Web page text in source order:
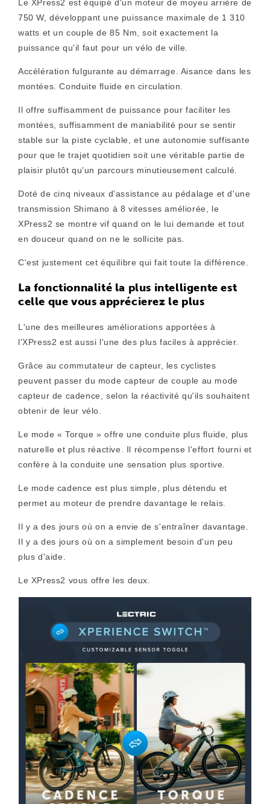
Le XPress2 est équipé d'un moteur de moyeu arrière de
750 W, développant une puissance maximale de 1 310
watts et un couple de 85 Nm, soit exactement la
puissance qu'il faut pour un vélo de ville.
Accélération fulgurante au démarrage. Aisance dans les
montées. Conduite fluide en circulation.
Il offre suffisamment de puissance pour faciliter les
montées, suffisamment de maniabilité pour se sentir
stable sur la piste cyclable, et une autonomie suffisante
pour que le trajet quotidien soit une véritable partie de
plaisir plutôt qu'un parcours minutieusement calculé.
Doté de cinq niveaux d'assistance au pédalage et d'une
transmission Shimano à 8 vitesses améliorée, le
XPress2 se montre vif quand on le lui demande et tout
en douceur quand on ne le sollicite pas.
C'est justement cet équilibre qui fait toute la différence.
La fonctionnalité la plus intelligente est
celle que vous apprécierez le plus
L'une des meilleures améliorations apportées à
l'XPress2 est aussi l'une des plus faciles à apprécier.
Grâce au commutateur de capteur, les cyclistes
peuvent passer du mode capteur de couple au mode
capteur de cadence, selon la réactivité qu'ils souhaitent
obtenir de leur vélo.
Le mode « Torque » offre une conduite plus fluide, plus
naturelle et plus réactive. Il récompense l'effort fourni et
confère à la conduite une sensation plus sportive.
Le mode cadence est plus simple, plus détendu et
permet au moteur de prendre davantage le relais.
Il y a des jours où on a envie de s'entraîner davantage.
Il y a des jours où on a simplement besoin d'un peu
plus d'aide.
Le XPress2 vous offre les deux.